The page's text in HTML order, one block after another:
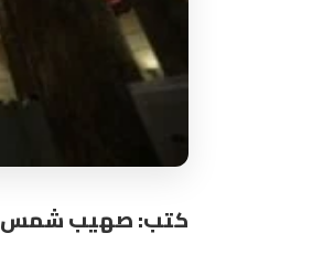
كتب: صهيب شمس